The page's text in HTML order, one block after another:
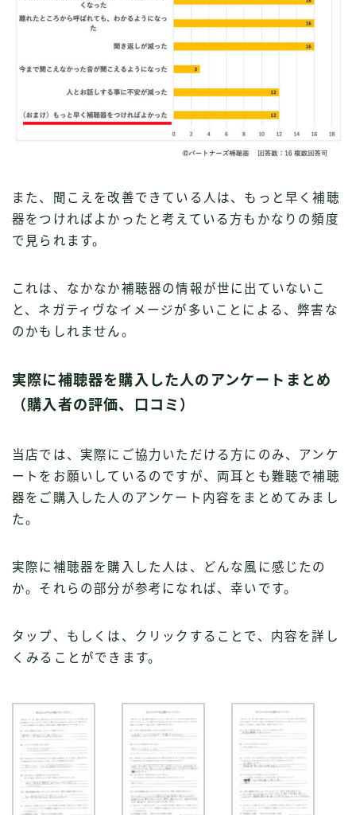
また、聞こえを改善できている人は、もっと早く補聴
器をつければよかったと考えている方もかなりの頻度
で見られます。
これは、なかなか補聴器の情報が世に出ていないこ
と、ネガティヴなイメージが多いことによる、弊害な
のかもしれません。
実際に補聴器を購入した人のアンケートまとめ
（購入者の評価、口コミ）
当店では、実際にご協力いただける方にのみ、アンケ
ートをお願いしているのですが、両耳とも難聴で補聴
器をご購入した人のアンケート内容をまとめてみまし
た。
実際に補聴器を購入した人は、どんな風に感じたの
か。それらの部分が参考になれば、幸いです。
タップ、もしくは、クリックすることで、内容を詳し
くみることができます。